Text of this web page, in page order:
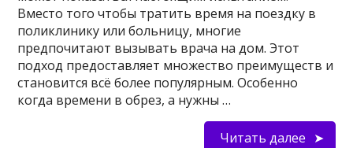
Вместо того чтобы тратить время на поездку в
поликлинику или больницу, многие
предпочитают вызывать врача на дом. Этот
подход предоставляет множество преимуществ и
становится всё более популярным. Особенно
когда времени в обрез, а нужны …
Читать далее